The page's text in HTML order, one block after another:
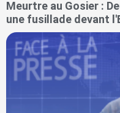
Meurtre au Gosier :
une fusillade devant